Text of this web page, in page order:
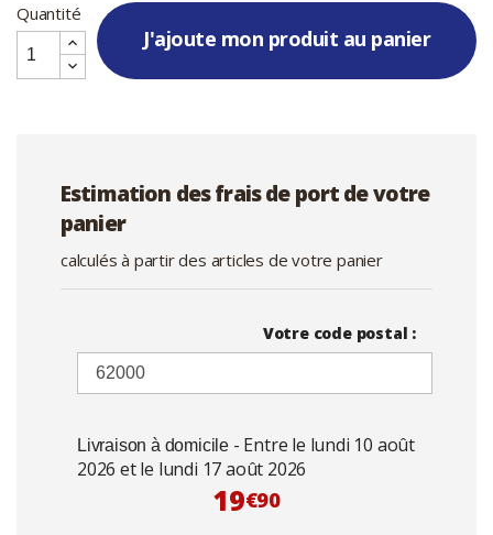
Quantité
J'ajoute mon produit au panier
Estimation des frais de port de votre
panier
calculés à partir des articles de votre panier
Votre code postal :
Livraison à domicile - Entre le lundi 10 août
2026 et le lundi 17 août 2026
19€90